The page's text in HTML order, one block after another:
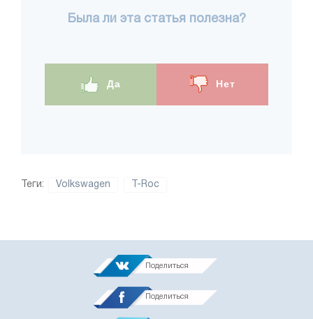
Была ли эта статья полезна?
Да Нет
Теги: Volkswagen T-Roc
Поделиться
Поделиться